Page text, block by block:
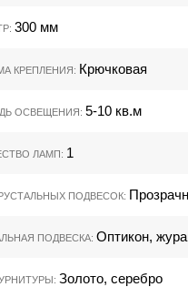
300 мм
КРЕПЛЕНИЯ: Крючковая
ОСВЕЩЕНИЯ: 5-10 кв.м
ЛАМП: 1
ПОДВЕСОК:
ПОДВЕСКА: Оптикон,
Золото, серебро